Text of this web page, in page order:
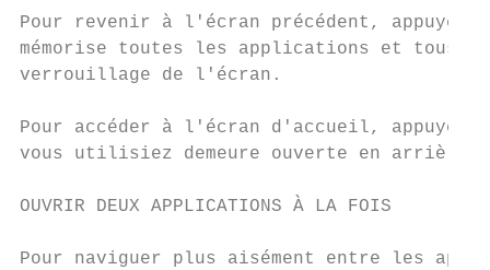
Pour revenir à l'écran précédent, appuyez
mémorise toutes les applications et tous
verrouillage de l'écran.
Pour accéder à l'écran d'accueil, appuyez
vous utilisiez demeure ouverte en arrière-
OUVRIR DEUX APPLICATIONS À LA FOIS
Pour naviguer plus aisément entre les